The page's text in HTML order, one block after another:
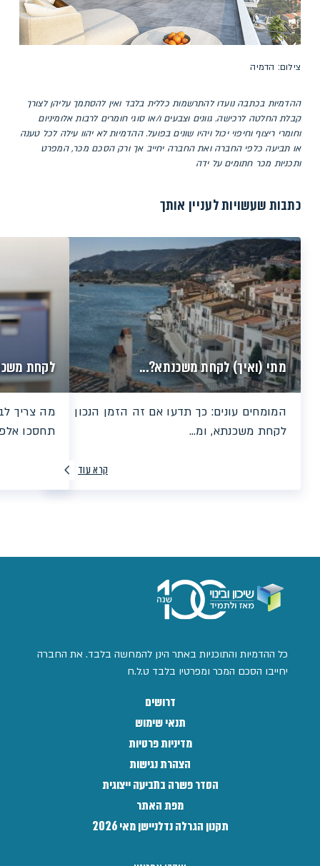
צילום: הדמיה
ההדמיות בכתבה נועדו להתרשמות כללית בלבד ואין להסתמך עליהן לצורך
קבלת החלטה לרכישה. גוונים וצבעים ו/או סוגי חומרים לרבות אלומיניום
וחומרי ריצוף וחיפוי יכול ויהיו שונים בפועל. ההדמיות לא יהוו עילה לכל טענה
או תביעה כלפי החברה ואת החברה יחייב אך ורק הסכם מכר, המפרט
ותכניות מכר חתומים על ידה
כתבות שעשויות לעניין אותך
מתי (ואיך) לקחת משכנתא?...
המומחים עונים: כך תדעו אם זה הזמן הנכון
לקחת משכנתא, ומ...
קרא עוד
לקחת
מה צריך
תחסכו
כל ההדמיות והתוכניות באתר הינן להמחשה בלבד. את החברה
יחייבו הסכם המכר ומפרטיו בלבד ט.ל.ח
דרושים
תנאי שימוש
מדיניות פרטיות
הצהרת נגישות
הסדר פשרה בתביעה ייצוגית
מפת האתר
תקנון הגרלה נדלניישן מאי 2026